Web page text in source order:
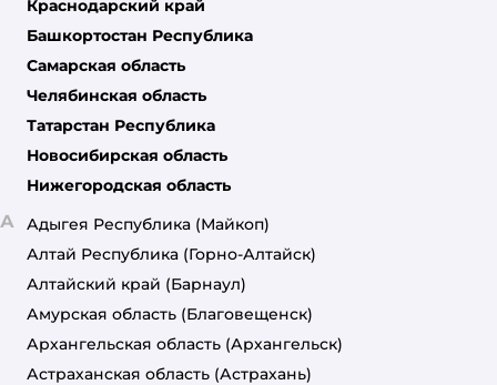
Краснодарский край
Башкортостан Республика
Самарская область
Челябинская область
Татарстан Республика
Новосибирская область
Нижегородская область
А Адыгея Республика (Майкоп)
Алтай Республика (Горно-Алтайск)
Алтайский край (Барнаул)
Амурская область (Благовещенск)
Архангельская область (Архангельск)
Астраханская область (Астрахань)